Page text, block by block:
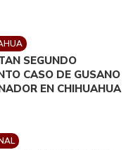
SEGUNDO
CASO DE GUSANO
EN CHIHUAHUA